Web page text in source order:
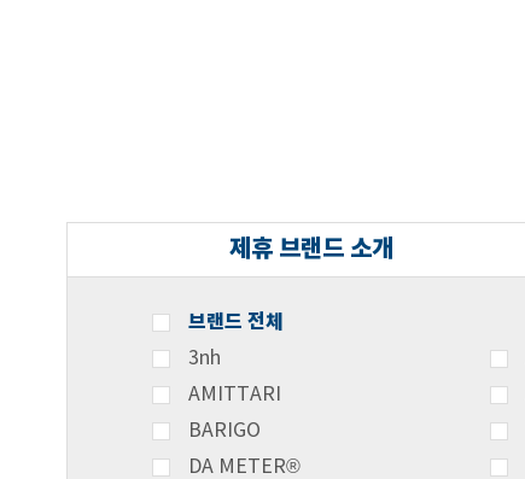
제휴 브랜드 소개
브랜드 전체
3nh
AMITTARI
BARIGO
DA METER®